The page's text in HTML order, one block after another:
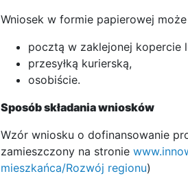
Wniosek w formie papierowej
pocztą w zaklejonej kopercie
przesyłką kurierską,
osobiście.
Sposób składania wniosków
Wzór wniosku o dofinansowanie
zamieszczony na stronie
mieszkańca/Rozwój regionu)